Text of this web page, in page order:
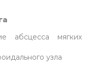
абсцесса мягких
узла